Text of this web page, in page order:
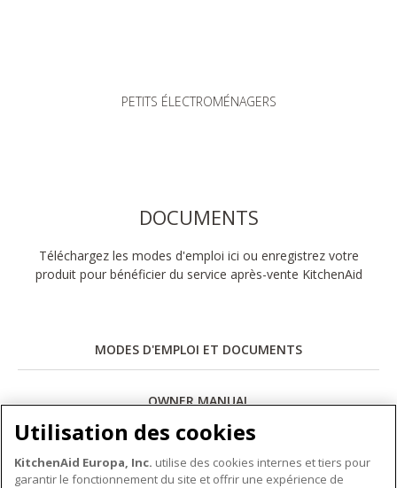
PETITS ÉLECTROMÉNAGERS
DOCUMENTS
Téléchargez les modes d'emploi ici ou enregistrez votre
produit pour bénéficier du service après-vente KitchenAid
MODES D'EMPLOI ET DOCUMENTS
OWNER MANUAL
Télécharger
Utilisation des cookies
KitchenAid Europa, Inc. utilise des cookies internes et tiers pour
garantir le fonctionnement du site et offrir une expérience de